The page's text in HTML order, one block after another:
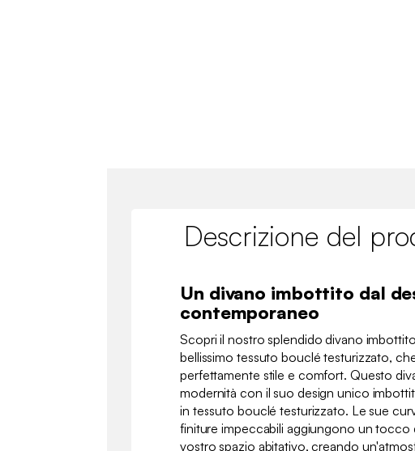
Descrizione del
Un divano imbottito dal
contemporaneo
Scopri il nostro splendido divano
bellissimo tessuto bouclé testurizzato,
perfettamente stile e comfort. Questo
modernità con il suo design unico
in tessuto bouclé testurizzato. Le sue
finiture impeccabili aggiungono un tocco
vostro spazio abitativo, creando